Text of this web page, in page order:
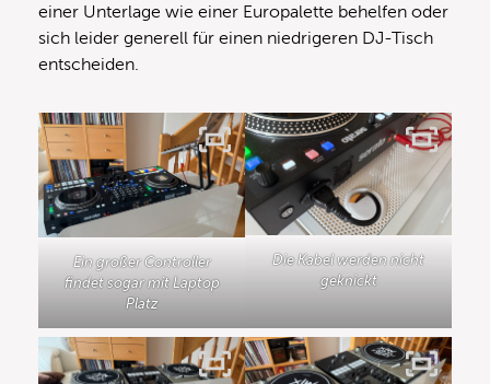
einer Unterlage wie einer Europalette behelfen oder
sich leider generell für einen niedrigeren DJ-Tisch
entscheiden.
Ein großer Controller
findet sogar mit Laptop
Platz
Die Kabel werden nicht
geknickt